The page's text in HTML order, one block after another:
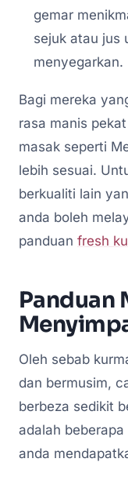
gemar
sejuk atau jus
menyegarkan.
Bagi mereka
rasa manis
masak seperti
lebih sesuai.
berkualiti lain
anda boleh
panduan fresh
Panduan
Oleh sebab
dan bermusim,
berbeza sedikit
adalah
anda